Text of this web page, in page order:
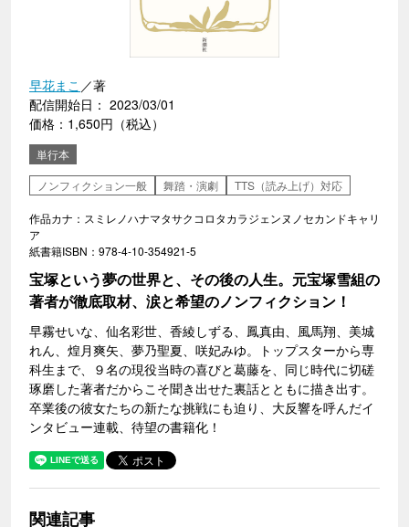
早花まこ ／著
配信開始日： 2023/03/01
価格：1,650円（税込）
単行本
ノンフィクション一般
舞踏・演劇 TTS（読み上げ）対応
作品カナ：スミレノハナマタサクコロタカラジェンヌノセカンドキャリ
ア
紙書籍ISBN：978-4-10-354921-5
宝塚という夢の世界と、その後の人生。元宝塚雪組の
著者が徹底取材、涙と希望のノンフィクション！
早霧せいな、仙名彩世、香綾しずる、鳳真由、風馬翔、美城
れん、煌月爽矢、夢乃聖夏、咲妃みゆ。トップスターから専
科生まで、９名の現役当時の喜びと葛藤を、同じ時代に切磋
琢磨した著者だからこそ聞き出せた裏話とともに描き出す。
卒業後の彼女たちの新たな挑戦にも迫り、大反響を呼んだイ
ンタビュー連載、待望の書籍化！
関連記事